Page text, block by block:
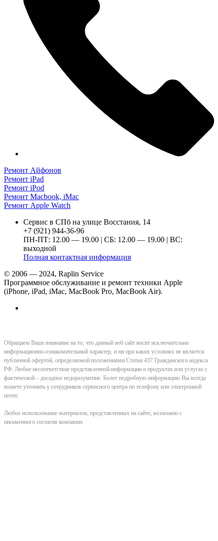
Ремонт Айфонов
Ремонт iPad
Ремонт iPod
Ремонт Macbook, iMac
Ремонт Apple Watch
Сервис в СПб на улице Восстания, 14
+7 (921) 944-36-96
ПН-ПТ: 12.00 — 19.00 | СБ: 12.00 — 19.00 | ВС:
выходной
Полная контактная информация
© 2006 — 2024, Raplin Service
Программное обслуживание и ремонт техники Apple
(iPhone, iPad, iMac, MacBook Pro, MacBook Air).
Обращаем Ваше внимание на то, что данный веб сайт носит исключительно
информационно-ознакомительный характер, и ни при каких условиях не является
публичной офертой, определяемой положениями Статьи 437 Гражданского кодекса
РФ. Любое несоответствие представленной информации о продуктах или услугах с
фактической – досадное недоразумение. Более подробную информацию Вы всегда
можете уточнить у сотрудников сервисного центра по телефону или электронной
почте.
Любое использование материалов, представленных на сайте, возможно с
письменного согласия компании.